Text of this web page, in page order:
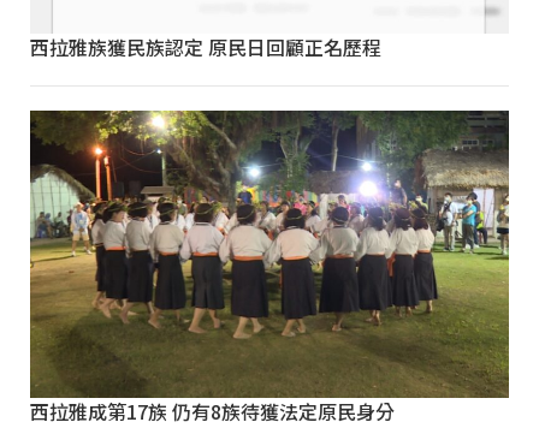
西拉雅族獲民族認定 原民日回顧正名歷程
西拉雅成第17族 仍有8族待獲法定原民身分